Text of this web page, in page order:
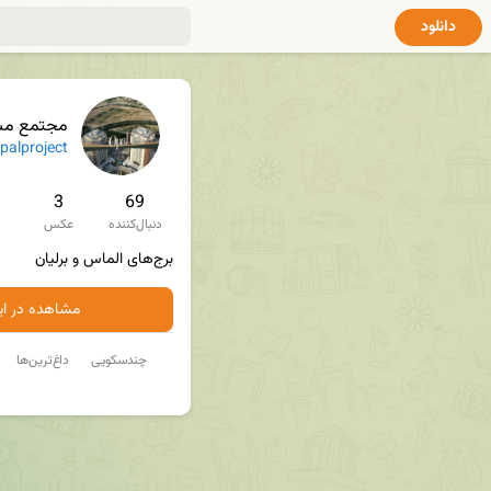
مجتمع
69
دنبال‌کننده
3
عکس
برج‌های الماس و برلیان
مشاهده در
داغ‌ترین‌ها چندسکویی
دانلود